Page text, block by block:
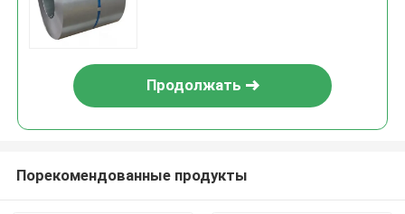
Продолжать
Порекомендованные продукты